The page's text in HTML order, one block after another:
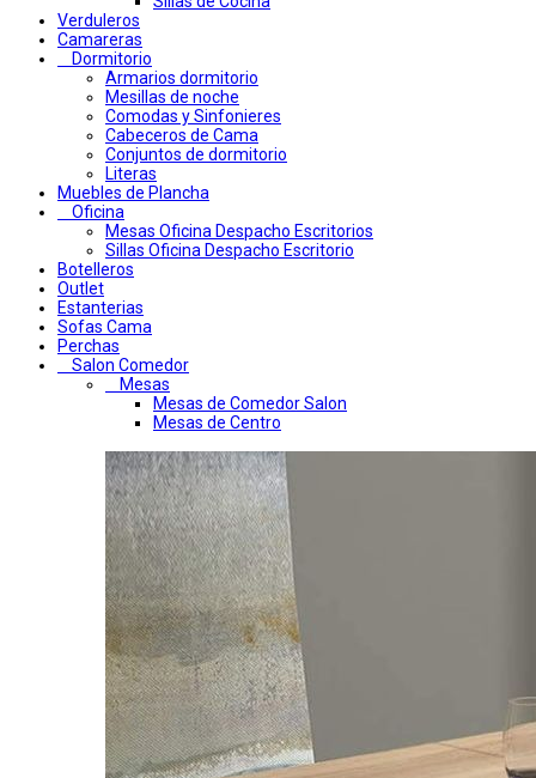
Verduleros
Camareras
Dormitorio
Armarios dormitorio
Mesillas de noche
Comodas y Sinfonieres
Cabeceros de Cama
Conjuntos de dormitorio
Literas
Muebles de Plancha
Oficina
Mesas Oficina Despacho Escritorios
Sillas Oficina Despacho Escritorio
Botelleros
Outlet
Estanterias
Sofas Cama
Perchas
Salon Comedor
Mesas
Mesas de Comedor Salon
Mesas de Centro